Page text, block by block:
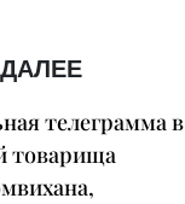
телеграмма в
товарища